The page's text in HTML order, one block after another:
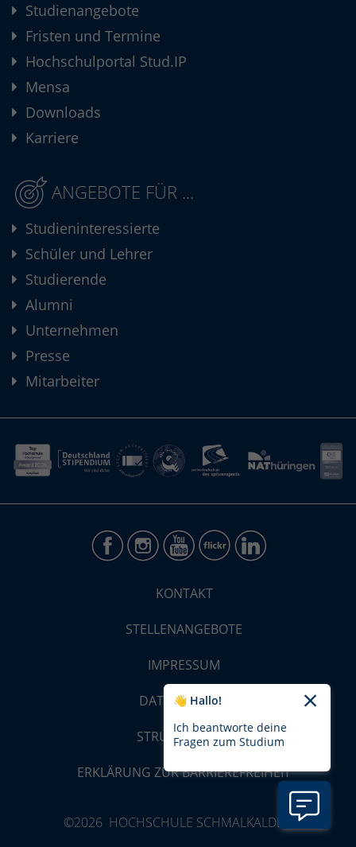
Studienangebote
Fristen und Termine
Hochschulportal Stud.IP
Mensa
Downloads
Karriere
ANGEBOTE FÜR ...
Studieninteressierte
Schüler und Lehrer
Studierende
Alumni
Unternehmen
Presse
Mitarbeiter
KONTAKT
STELLENANGEBOTE
IMPRESSUM
DATENSCHUTZ
STRUKTUR-MAP
ERKLÄRUNG ZUR BARRIEREFREIHEIT
©2026 HOCHSCHULE SCHMALKALDEN
👋 Hallo!
Ich beantworte deine
Fragen zum Studium